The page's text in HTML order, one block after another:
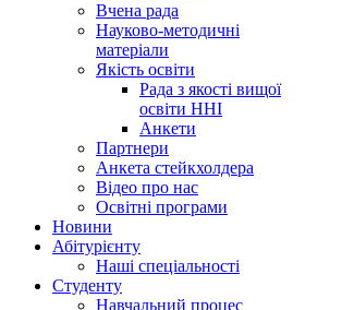
Вчена рада
Науково-методичні
матеріали
Якість освіти
Рада з якості вищої
освіти ННІ
Анкети
Партнери
Анкета стейкхолдера
Відео про нас
Освітні програми
Hовини
Абітурієнту
Наші спеціальності
Студенту
Навчальний процес